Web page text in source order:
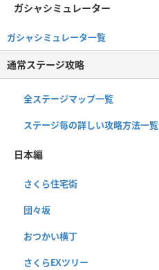
ガシャシミュレーター
ガシャシミュレータ一覧
通常ステージ攻略
全ステージマップ一覧
ステージ毎の詳しい攻略方法一覧
日本編
さくら住宅街
団々坂
おつかい横丁
さくらEXツリー